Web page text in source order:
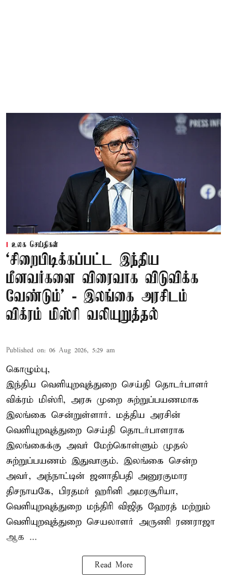
உலக செய்திகள்
‘சிறைபிடிக்கப்பட்ட இந்திய
மீனவர்களை விரைவாக விடுவிக்க
வேண்டும்' - இலங்கை அரசிடம்
விக்ரம் மிஸ்ரி வலியுறுத்தல்
Published on: 06 Aug 2026, 5:29 am
கொழும்பு,
இந்திய வெளியுறவுத்துறை செய்தி தொடர்பாளர்
விக்ரம் மிஸ்ரி, அரசு முறை சுற்றுப்பயணமாக
இலங்கை சென்றுள்ளார். மத்திய அரசின்
வெளியுறவுத்துறை செய்தி தொடர்பாளராக
இலங்கைக்கு அவர் மேற்கொள்ளும் முதல்
சுற்றுப்பயணம் இதுவாகும். இலங்கை சென்ற
அவர், அந்நாட்டின் ஜனாதிபதி அனுரகுமார
திசநாயகே, பிரதமர் ஹரினி அமரசூரியா,
வெளியுறவுத்துறை மந்திரி விஜித ஹேரத் மற்றும்
வெளியுறவுத்துறை செயலாளர் அருணி ரணராஜா
ஆக ...
Read More